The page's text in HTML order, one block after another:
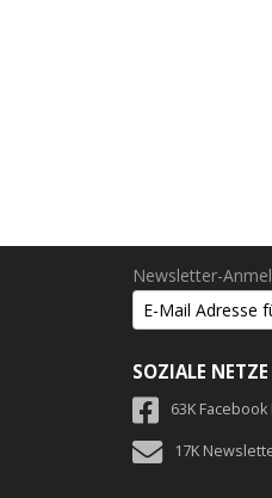
Newsletter-
SOZIALE NETZE
63K Facebook
17K